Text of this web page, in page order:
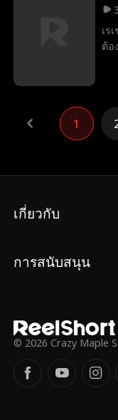
เธ
เร
ต้อ
ให
1
เกี่ยวกับ
การสนับสนุน
© 2026 Crazy Maple